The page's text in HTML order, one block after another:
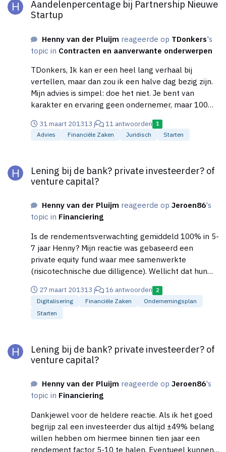
worden opgelost. En dat is een enorme sprong
vooruit.
Aandelenpercentage bij Partnership Nieuwe
Startup
Henny van der Pluijm reageerde op TDonkers's
topic in Contracten en aanverwante onderwerpen
TDonkers, Ik kan er een heel lang verhaal bij
vertellen, maar dan zou ik een halve dag bezig zijn.
Mijn advies is simpel: doe het niet. Je bent van
karakter en ervaring geen ondernemer, maar 100
commercie en dat gaat tot grote botsingen leiden.
Je zit op een totaal andere golflengte dan de
opdracht terug en laat ze iemand anders zoeken
voor die site.
31 maart 201313 j 11 antwoorden 1
Advies Financiële Zaken Juridisch Starten
Lening bij de bank? private investeerder? of
venture capital?
Henny van der Pluijm reageerde opJeroen86's
topic in Financiering
Is de rendementsverwachting gemiddeld 100% in 5-
7 jaar Henny? Mijn reactie was gebaseerd een
private equity fund waar mee samenwerkte
(risicotechnische due dilligence). Wellicht dat hun
het risico ook hoger was (of hun selectie en toezicht
wellicht wat ongelukkig was...uiteraard) Gemiddeld
was maar 1 op de 4 participaties succesvol, de rest
ene project van 500% heb je over het totale
geïnvesteerde vermogen over een termijn van 4-5
vrijwel ondoenlijk om algemene uitspraken over
investeerders te doen, ook aangaande de
rendementsverwachtingen. De enige reden dat ik
daar toch iets over zeg is omdat kapitaalzoekers
altijd op zoek zijn naar houvast over investeerders
en ze zijn nog niet zo ver dat ze snappen dat er veel
27 maart 201313 j 16 antwoorden 2
Digitalisering Financiële Zaken
Ondernemingsplan
Starten
Lening bij de bank? private investeerder? of
venture capital?
Henny van der Pluijm reageerde opJeroen86's
topic in Financiering
Dankjewel voor de heldere reactie. Als ik het goed
begrijp zal een investeerder dus altijd ±49% belang
willen hebben om hiermee binnen tien jaar een
rendement factor 5-10 te halen. Eventueel kunnen